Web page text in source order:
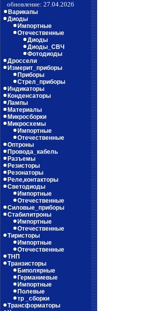
обновление: 27.04.2026
Варикапы
Диоды
Импортные
Отечественные
Диоды
Диоды_СВЧ
Фотодиоды
Дроссели
Измерит_приборы
Приборы
Стрел_приборы
Индикаторы
Конденсаторы
Лампы
Материалы
Микросборки
Микросхемы
Импортные
Отечественные
Оптроны
Провода_кабель
Разъемы
Резисторы
Резонаторы
Реле,контакторы
Светодиоды
Импортные
Отечественные
Силовые_приборы
Стабилитроны
Импортные
Отечественные
Тиристоры
Импортные
Отечественные
ТНП
Транзисторы
Биполярные
Германиевые
Импортные
Полевые
тр _сборки
Трансформаторы